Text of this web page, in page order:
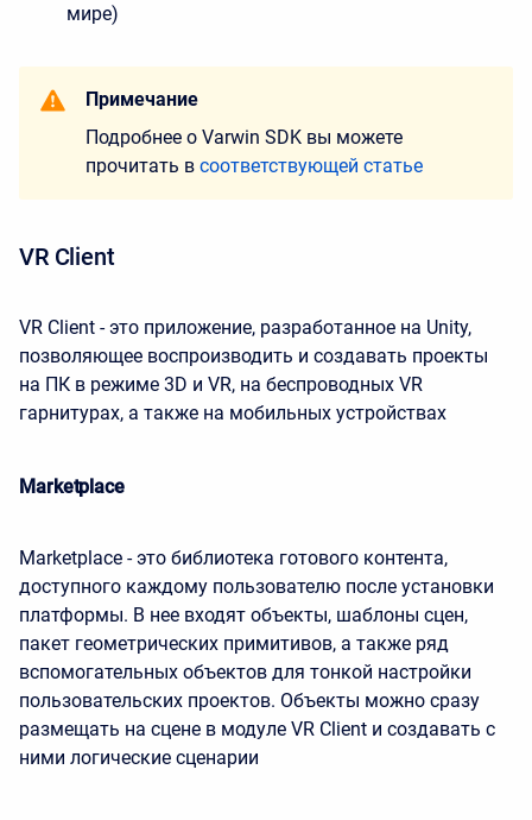
мире)
Примечание
Подробнее о Varwin SDK вы можете
прочитать в соответствующей статье
VR Client
VR Client - это приложение, разработанное на Unity,
позволяющее воспроизводить и создавать проекты
на ПК в режиме 3D и VR, на беспроводных VR
гарнитурах, а также на мобильных устройствах
Marketplace
Marketplace - это библиотека готового контента,
доступного каждому пользователю после установки
платформы. В нее входят объекты, шаблоны сцен,
пакет геометрических примитивов, а также ряд
вспомогательных объектов для тонкой настройки
пользовательских проектов. Объекты можно сразу
размещать на сцене в модуле VR Client и создавать с
ними логические сценарии